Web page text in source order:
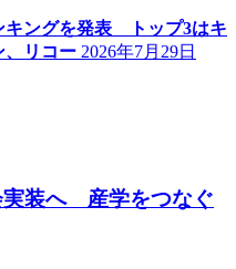
キングを発表 トップ3はキ
、リコー 2026年7月29日
実装へ 産学をつなぐ